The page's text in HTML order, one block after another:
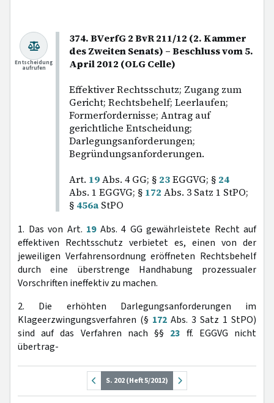
374. BVerfG 2 BvR 211/12 (2. Kammer
des Zweiten Senats) – Beschluss vom 5.
April 2012 (OLG Celle)
Effektiver Rechtsschutz; Zugang zum
Gericht; Rechtsbehelf; Leerlaufen;
Formerfordernisse; Antrag auf
gerichtliche Entscheidung;
Darlegungsanforderungen;
Begründungsanforderungen.
Art. 19Abs. 4 GG; § 23EGGVG; § 24
Abs. 1 EGGVG; § 172 Abs. 3 Satz 1 StPO;
§ 456a StPO
Entscheidung
aufrufen
1. Das von Art. 19Abs. 4 GG gewährleistete Recht auf
effektiven Rechtsschutz verbietet es, einen von der
jeweiligen Verfahrensordnung eröffneten Rechtsbehelf
durch eine überstrenge Handhabung prozessualer
Vorschriften ineffektiv zu machen.
2. Die erhöhten Darlegungsanforderungen im
Klageerzwingungsverfahren (§ 172 Abs. 3 Satz 1 StPO)
sind auf das Verfahren nach §§ 23 ff. EGGVG nicht
übertrag-
S. 202 (Heft 5/2012)